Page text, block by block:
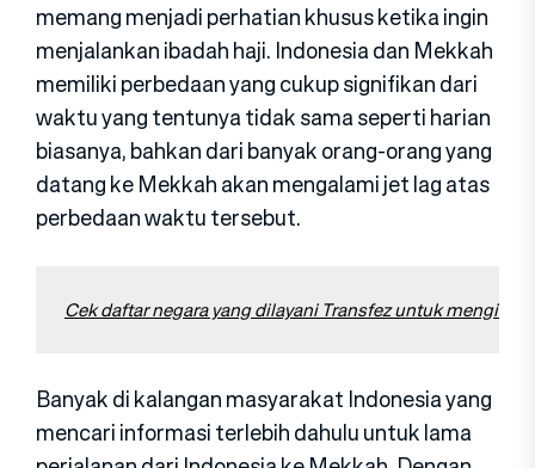
memang menjadi perhatian khusus ketika ingin
menjalankan ibadah haji. Indonesia dan Mekkah
memiliki perbedaan yang cukup signifikan dari
waktu yang tentunya tidak sama seperti harian
biasanya, bahkan dari banyak orang-orang yang
datang ke Mekkah akan mengalami jet lag atas
perbedaan waktu tersebut.
Cek daftar negara yang dilayani Transfez untuk
Banyak di kalangan masyarakat Indonesia yang
mencari informasi terlebih dahulu untuk lama